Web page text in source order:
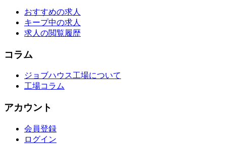
おすすめの求人
キープ中の求人
求人の閲覧履歴
コラム
ジョブハウス工場について
工場コラム
アカウント
会員登録
ログイン